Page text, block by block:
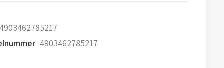
4903462785217
4903462785217